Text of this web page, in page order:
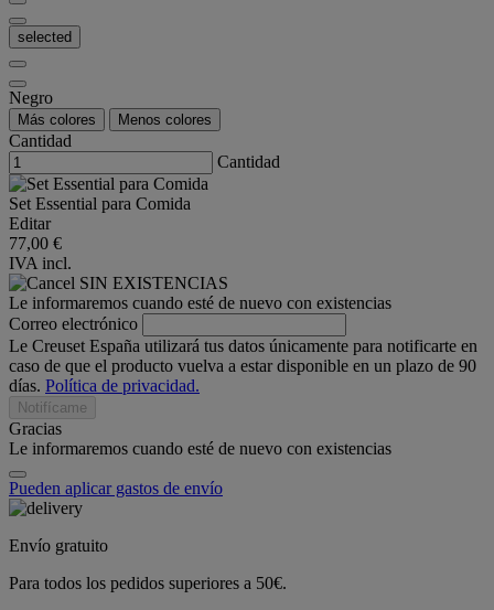
selected
Negro
Más colores Menos colores
Cantidad
Cantidad
Set Essential para Comida
Editar
77,00 €
IVA incl.
SIN EXISTENCIAS
Le informaremos cuando esté de nuevo con existencias
Correo electrónico
Le Creuset España utilizará tus datos únicamente para notificarte en
caso de que el producto vuelva a estar disponible en un plazo de 90
días. Política de privacidad.
Notifícame
Gracias
Le informaremos cuando esté de nuevo con existencias
Pueden aplicar gastos de envío
Envío gratuito
Para todos los pedidos superiores a 50€.